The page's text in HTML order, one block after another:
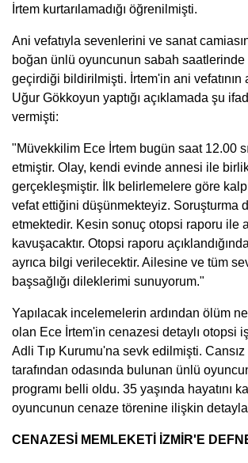
İrtem kurtarılamadığı öğrenilmişti.
Ani vefatıyla sevenlerini ve sanat
boğan ünlü oyuncunun sabah
geçirdiği bildirilmişti. İrtem'in ani vefatının
Uğur Gökkoyun yaptığı açıklamada şu
vermişti:
"Müvekkilim Ece İrtem bugün saat 12.00
etmiştir. Olay, kendi evinde annesi ile
gerçekleşmiştir. İlk belirlemelere göre
vefat ettiğini düşünmekteyiz. Soruşturma
etmektedir. Kesin sonuç otopsi raporu ile
kavuşacaktır. Otopsi raporu
ayrıca bilgi verilecektir. Ailesine ve tüm
başsağlığı dileklerimi sunuyorum."
Yapılacak incelemelerin ardından ölüm
olan Ece İrtem'in cenazesi detaylı otopsi
Adli Tıp Kurumu'na sevk edilmişti.
tarafından odasında bulunan ünlü
programı belli oldu. 35 yaşında hayatını
oyuncunun cenaze törenine ilişkin
CENAZESİ MEMLEKETİ İZMİR'E